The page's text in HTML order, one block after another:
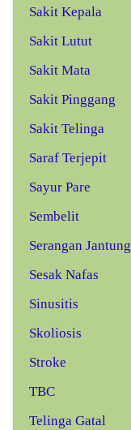
Sakit Kepala
Sakit Lutut
Sakit Mata
Sakit Pinggang
Sakit Telinga
Saraf Terjepit
Sayur Pare
Sembelit
Serangan Jantung
Sesak Nafas
Sinusitis
Skoliosis
Stroke
TBC
Telinga Gatal